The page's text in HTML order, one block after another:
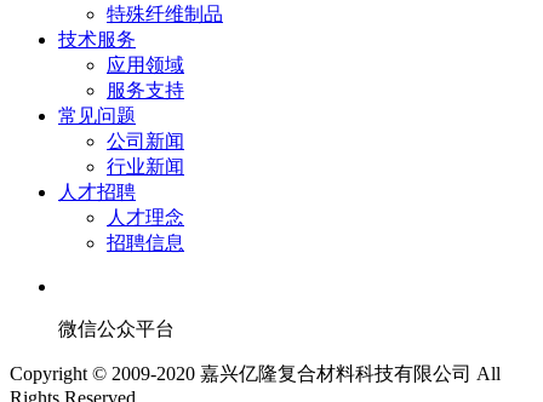
特殊纤维制品
技术服务
应用领域
服务支持
常见问题
公司新闻
行业新闻
人才招聘
人才理念
招聘信息
微信公众平台
Copyright © 2009-2020 嘉兴亿隆复合材料科技有限公司 All
Rights Reserved.